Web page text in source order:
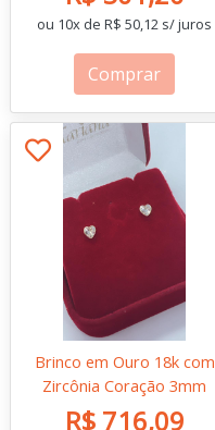
ou 10x de R$ 50,12 s/ juros
Comprar
Brinco em Ouro 18k com
Zircônia Coração 3mm
R$ 716,09